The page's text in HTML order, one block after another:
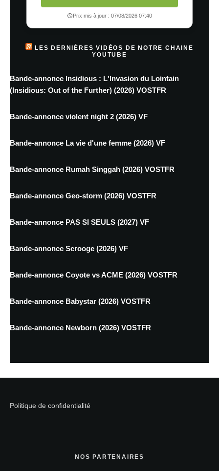
Prix mis à jour : 07/08/2026 07:40
LES DERNIÈRES VIDÉOS DE NOTRE CHAINE
YOUTUBE
Bande-annonce Insidious : L'Invasion du Lointain
(Insidious: Out of the Further) (2026) VOSTFR
Bande-annonce violent night 2 (2026) VF
Bande-annonce La vie d'une femme (2026) VF
Bande-annonce Rumah Singgah (2026) VOSTFR
Bande-annonce Geo-storm (2026) VOSTFR
Bande-annonce PAS SI SEULS (2027) VF
Bande-annonce Scrooge (2026) VF
Bande-annonce Coyote vs ACME (2026) VOSTFR
Bande-annonce Babystar (2026) VOSTFR
Bande-annonce Newborn (2026) VOSTFR
Politique de confidentialité
NOS PARTENAIRES